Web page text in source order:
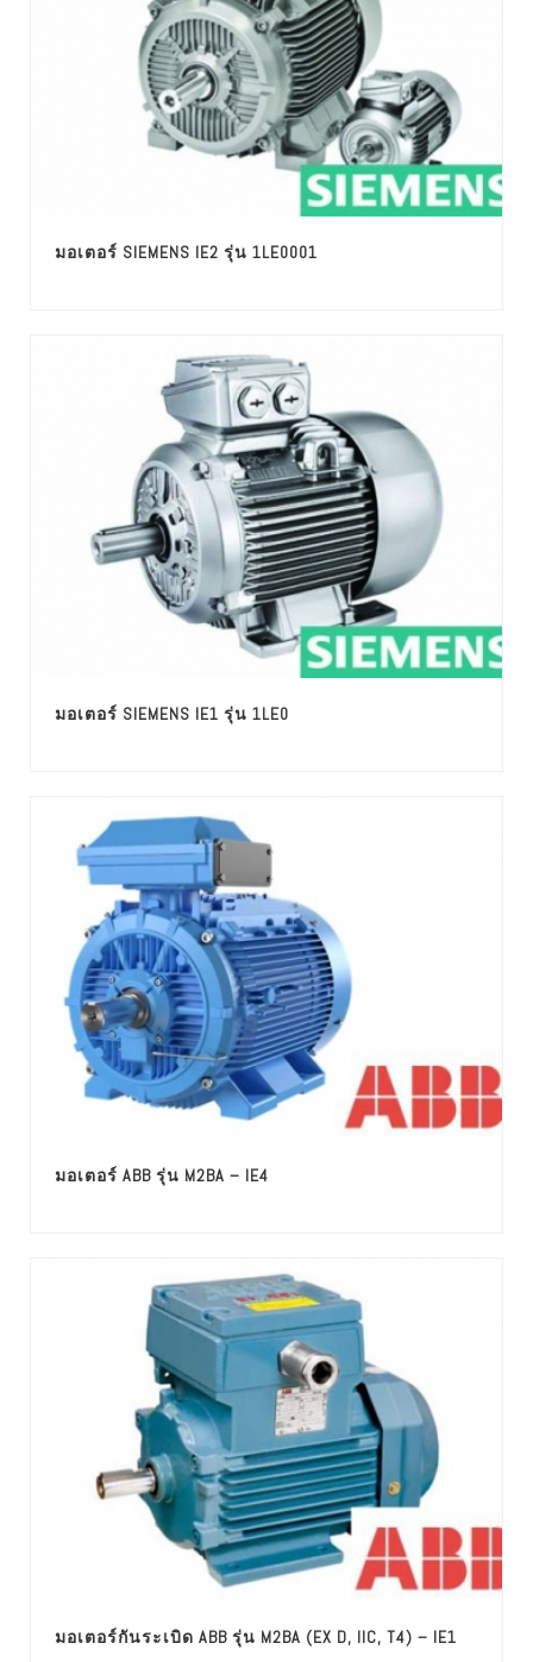
มอเตอร์ SIEMENS IE2 รุ่น 1LE0001
มอเตอร์ SIEMENS IE1 รุ่น 1LE0
มอเตอร์ ABB รุ่น M2BA – IE4
มอเตอร์กันระเบิด ABB รุ่น M2BA (EX D, IIC, T4) – IE1